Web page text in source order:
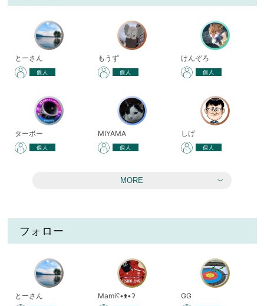
とーさん
個人
もうず
個人
けんぞろ
個人
ターボー
個人
MIYAMA
個人
しげ
個人
MORE
フォロー
とーさん Mamiʕ•ᴥ•ʔ GG